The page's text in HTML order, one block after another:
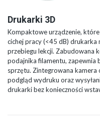
Drukarki 3D
Kompaktowe urządzenie,
cichej pracy (<45 dB) drukarka
przebiegu lekcji. Zabudowana
podajnika filamentu, zapewnia
sprzętu. Zintegrowana kamera
podgląd wydruku oraz
drukarki bez konieczności